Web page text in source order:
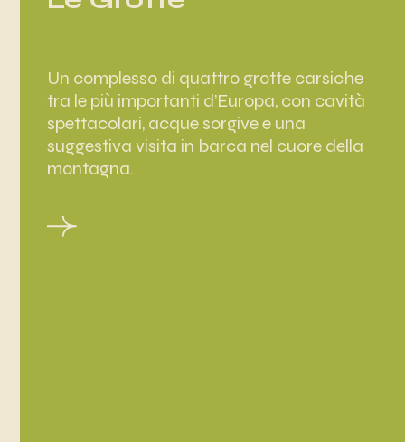
Un complesso di quattro grotte carsiche
tra le più importanti d’Europa, con cavità
spettacolari, acque sorgive e una
suggestiva visita in barca nel cuore della
montagna.